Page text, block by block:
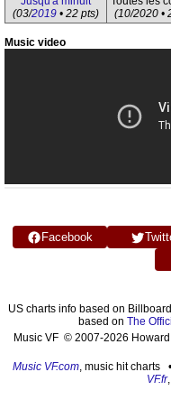
(03/2019 • 22 pts)
(10/2020 •
Music video
Facebook
US charts info based on
based on The
Music VF © 2007-2026
Music VF.com, music hit charts
VF.fr